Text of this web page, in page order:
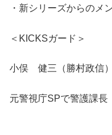
・新シリーズからのメ
＜KICKSガード＞
小俣 健三（勝村政信）
元警視庁SPで警護課長